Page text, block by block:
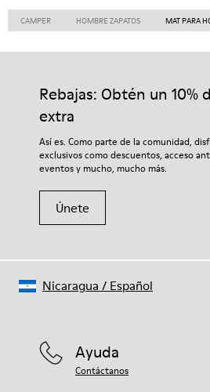
CAMPER HOMBRE ZAPATOS MAT PARA
Rebajas: Obtén un 10%
extra
Así es. Como parte de la comunidad,
exclusivos como descuentos, acceso
eventos y mucho, mucho más.
Únete
Ayuda
Contáctanos
Nicaragua / Español